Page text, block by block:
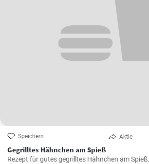
Speichern Aktie
Gegrilltes Hähnchen am Spieß
Rezept für gutes gegrilltes Hähnchen am Spieß.